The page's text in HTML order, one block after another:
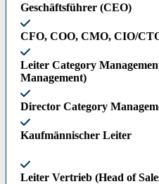
Geschäftsführer (CEO)
CFO, COO, CMO, CIO/
Leiter Category
Management)
Director Category
Kaufmännischer Leiter
Leiter Vertrieb (Head of